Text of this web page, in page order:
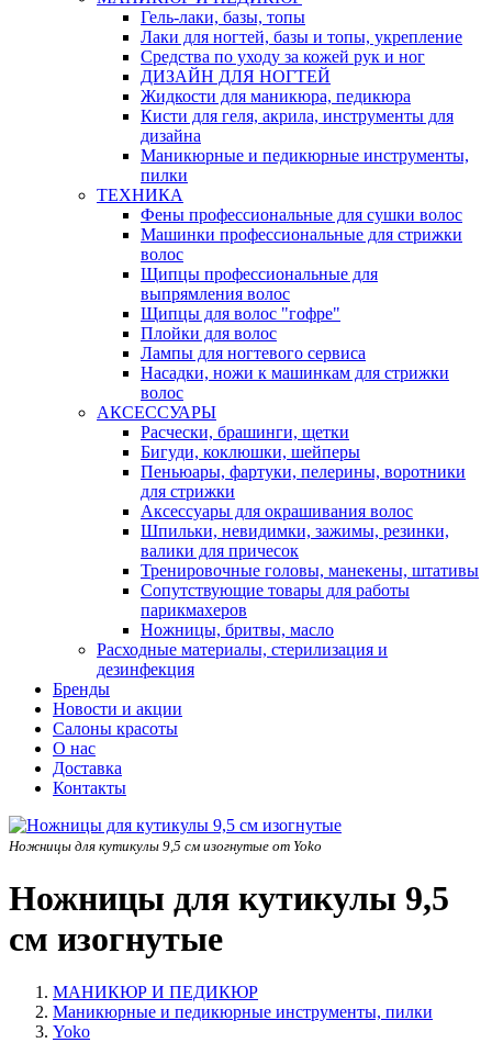
Гель-лаки, базы, топы
Лаки для ногтей, базы и топы, укрепление
Средства по уходу за кожей рук и ног
ДИЗАЙН ДЛЯ НОГТЕЙ
Жидкости для маникюра, педикюра
Кисти для геля, акрила, инструменты для
дизайна
Маникюрные и педикюрные инструменты,
пилки
ТЕХНИКА
Фены профессиональные для сушки волос
Машинки профессиональные для стрижки
волос
Щипцы профессиональные для
выпрямления волос
Щипцы для волос "гофре"
Плойки для волос
Лампы для ногтевого сервиса
Насадки, ножи к машинкам для стрижки
волос
АКСЕССУАРЫ
Расчески, брашинги, щетки
Бигуди, коклюшки, шейперы
Пеньюары, фартуки, пелерины, воротники
для стрижки
Аксессуары для окрашивания волос
Шпильки, невидимки, зажимы, резинки,
валики для причесок
Тренировочные головы, манекены, штативы
Сопутствующие товары для работы
парикмахеров
Ножницы, бритвы, масло
Расходные материалы, стерилизация и
дезинфекция
Бренды
Новости и акции
Салоны красоты
О нас
Доставка
Контакты
Ножницы для кутикулы 9,5 см изогнутые от Yoko
Ножницы для кутикулы 9,5
см изогнутые
МАНИКЮР И ПЕДИКЮР
Маникюрные и педикюрные инструменты, пилки
Yoko